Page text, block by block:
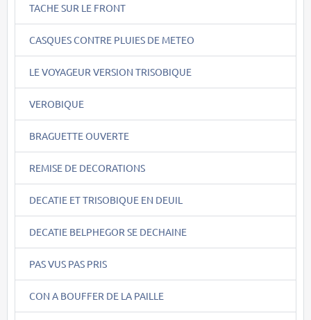
TACHE SUR LE FRONT
CASQUES CONTRE PLUIES DE METEO
LE VOYAGEUR VERSION TRISOBIQUE
VEROBIQUE
BRAGUETTE OUVERTE
REMISE DE DECORATIONS
DECATIE ET TRISOBIQUE EN DEUIL
DECATIE BELPHEGOR SE DECHAINE
PAS VUS PAS PRIS
CON A BOUFFER DE LA PAILLE